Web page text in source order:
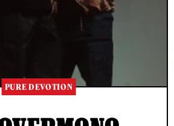
PURE DEVOTION